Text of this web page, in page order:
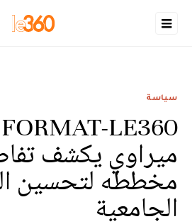
سياسة
ميراوي يكشف
مخططه لتحسين
الجامعية